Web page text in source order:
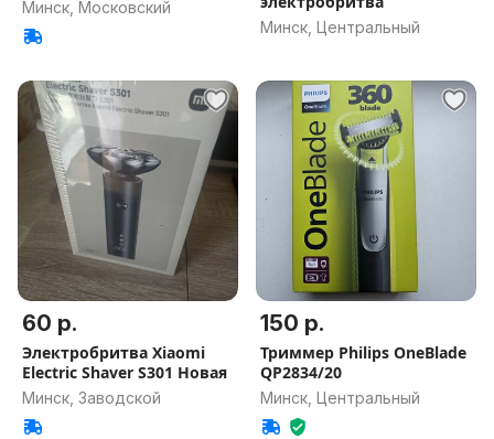
Минск, Московский
Минск, Центральный
60 р.
Электробритва Xiaomi
Electric Shaver S301 Новая
Минск, Заводской
150 р.
Триммер Philips OneBlade
QP2834/20
Минск, Центральный